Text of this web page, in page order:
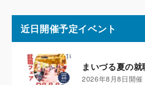
近日開催予定イベント
まいづる夏の
2026年8月8日開催